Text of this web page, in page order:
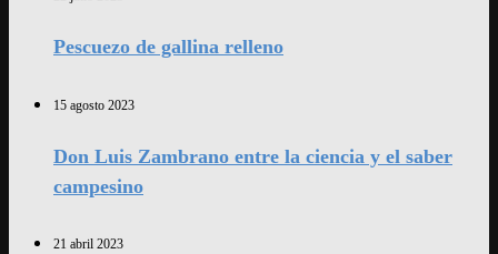
Pescuezo de gallina relleno
15 agosto 2023
Don Luis Zambrano entre la ciencia y el saber
campesino
21 abril 2023